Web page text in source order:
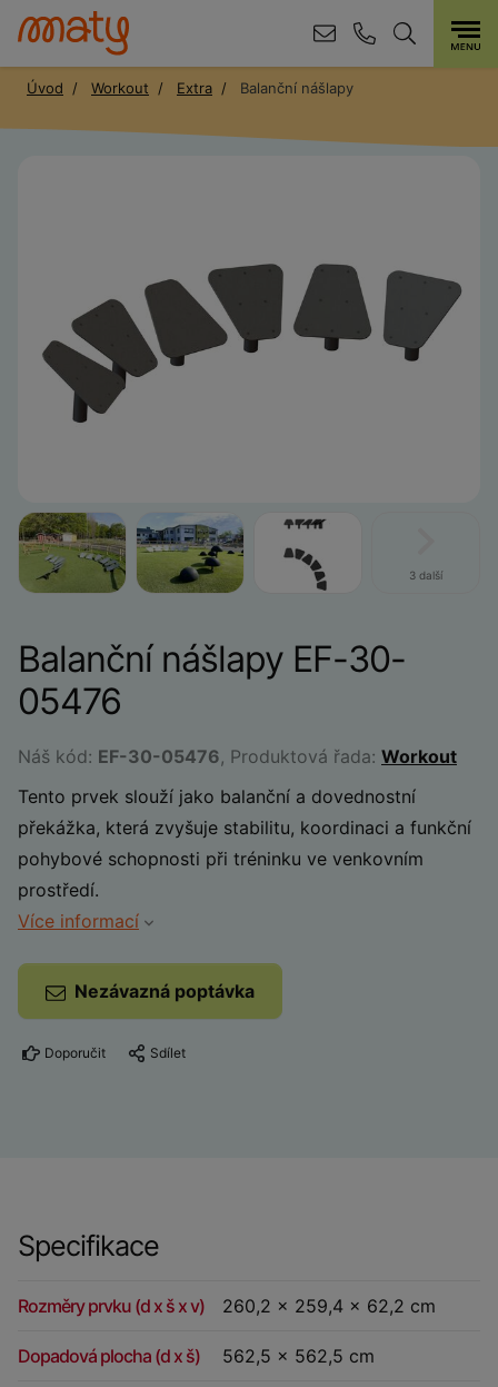
Úvod Workout Extra Balanční nášlapy
3 další
Balanční nášlapy EF-30-
05476
Náš kód: EF-30-05476, Produktová řada: Workout
Tento prvek slouží jako balanční a dovednostní
překážka, která zvyšuje stabilitu, koordinaci a funkční
pohybové schopnosti při tréninku ve venkovním
prostředí.
Více informací
Nezávazná poptávka
Doporučit Sdílet
Specifikace
Rozměry prvku (d x š x v) 260,2 x 259,4 x 62,2 cm
Dopadová plocha (d x š) 562,5 x 562,5 cm